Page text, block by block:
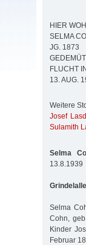
HIER
SELMA
JG. 1873
FLUCHT
13. AUG.
Weitere
Josef
Sulamith
Selma
13.8.1939
Selma
Cohn,
Kinder
Februar